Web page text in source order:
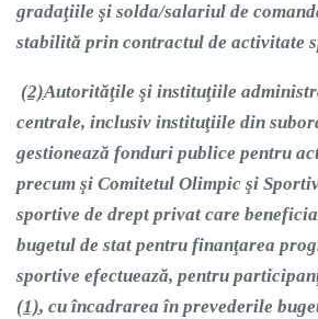
gradaţiile şi solda/salariul de
stabilită prin contractul de activitate
(2)Autorităţile şi instituţiile
centrale, inclusiv instituţiile din
gestionează fonduri publice pentru
precum şi Comitetul Olimpic şi
sportive de drept privat care
bugetul de stat pentru finanţarea
sportive efectuează, pentru
(1), cu încadrarea în prevederile